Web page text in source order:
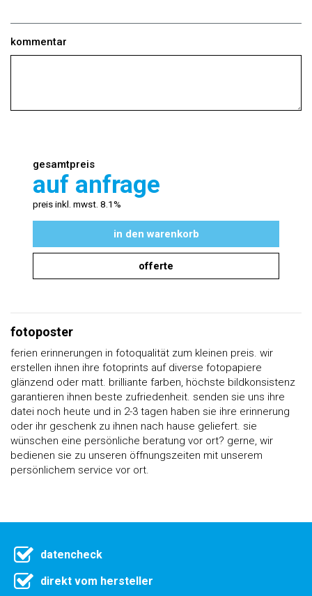
kommentar
gesamtpreis
auf anfrage
preis inkl. mwst. 8.1%
in den warenkorb
offerte
fotoposter
ferien erinnerungen in fotoqualität zum kleinen preis. wir
erstellen ihnen ihre fotoprints auf diverse fotopapiere
glänzend oder matt. brilliante farben, höchste bildkonsistenz
garantieren ihnen beste zufriedenheit. senden sie uns ihre
datei noch heute und in 2-3 tagen haben sie ihre erinnerung
oder ihr geschenk zu ihnen nach hause geliefert. sie
wünschen eine persönliche beratung vor ort? gerne, wir
bedienen sie zu unseren öffnungszeiten mit unserem
persönlichem service vor ort.
datencheck
direkt vom hersteller